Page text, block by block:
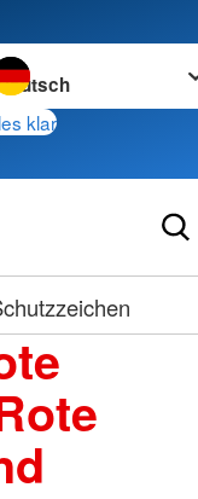
wechseln zu
klar